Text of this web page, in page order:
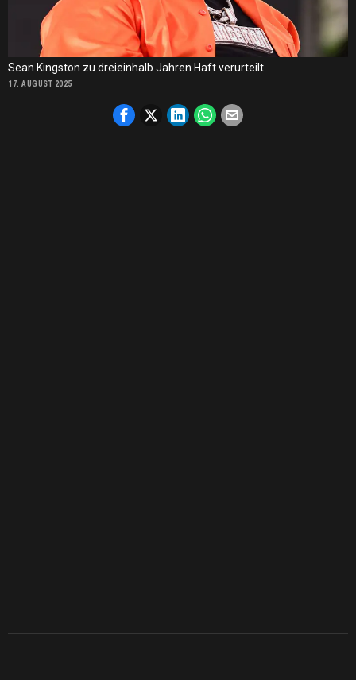
Sean Kingston zu dreieinhalb Jahren Haft verurteilt
17. AUGUST 2025